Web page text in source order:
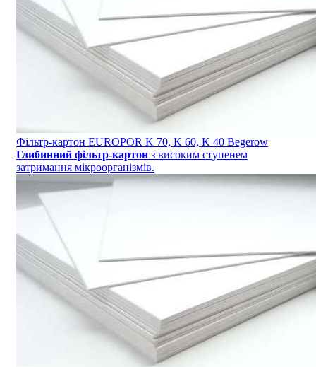
Фільтр-картон EUROPOR K 70, K 60, K 40 Begerow
Глибинний фільтр-картон з високим ступенем
затримання мікроорганізмів.